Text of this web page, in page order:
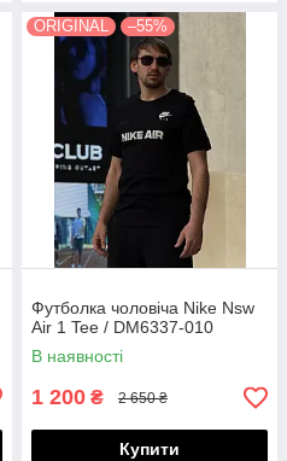
ORIGINAL –55%
Футболка чоловіча Nike Nsw
Air 1 Tee / DM6337-010
В наявності
1 200 ₴ 2 650 ₴
Купити